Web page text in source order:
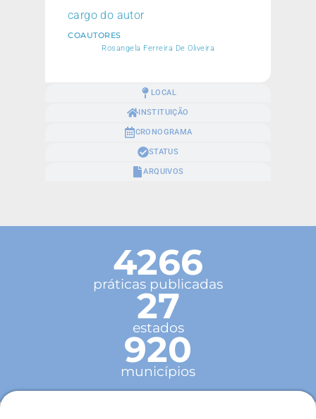
LOCAL
INSTITUIÇÃO
CRONOGRAMA
STATUS
ARQUIVOS
cargo do autor
COAUTORES
Rosangela Ferreira De Oliveira
4266
práticas publicadas
27
estados
920
municípios